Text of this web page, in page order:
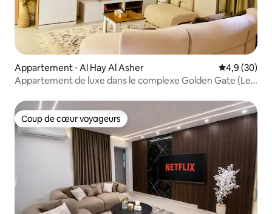
Appartement ⋅ Al Hay Al Asher Évaluation
4,9 (30)
Appartement de luxe dans le complexe Golden Gate (Le
Coup de cœur voyageurs
Coup de cœur voyageurs